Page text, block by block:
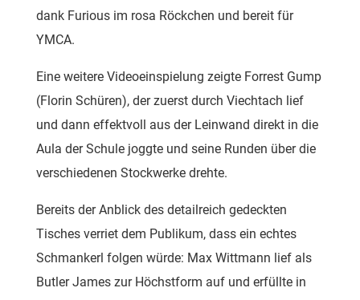
dank Furious im rosa Röckchen und bereit für
YMCA.
Eine weitere Videoeinspielung zeigte Forrest Gump
(Florin Schüren), der zuerst durch Viechtach lief
und dann effektvoll aus der Leinwand direkt in die
Aula der Schule joggte und seine Runden über die
verschiedenen Stockwerke drehte.
Bereits der Anblick des detailreich gedeckten
Tisches verriet dem Publikum, dass ein echtes
Schmankerl folgen würde: Max Wittmann lief als
Butler James zur Höchstform auf und erfüllte in